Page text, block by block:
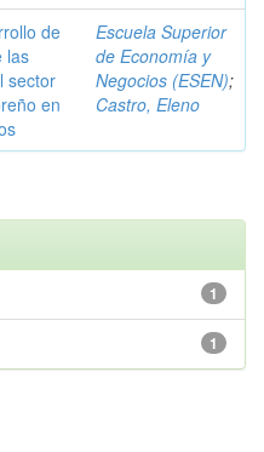
de
las
sector
en
Escuela Superior
de Economía y
Negocios (ESEN);
Castro, Eleno
1
1